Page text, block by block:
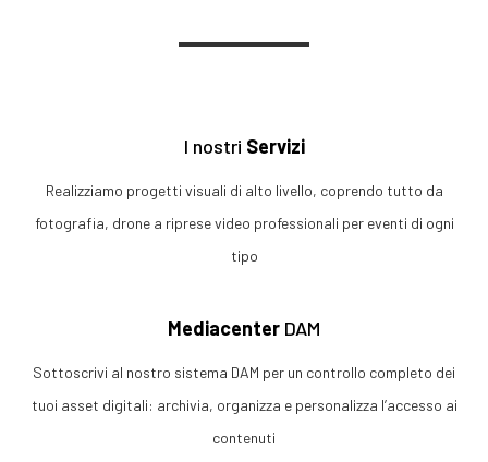
I nostri Servizi
Realizziamo progetti visuali di alto livello, coprendo tutto da
fotografia, drone a riprese video professionali per eventi di ogni
tipo
Mediacenter DAM
Sottoscrivi al nostro sistema DAM per un controllo completo dei
tuoi asset digitali: archivia, organizza e personalizza l’accesso ai
contenuti